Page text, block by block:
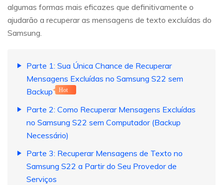
algumas formas mais eficazes que definitivamente o
ajudarão a recuperar as mensagens de texto excluídas do
Samsung.
Parte 1: Sua Única Chance de Recuperar
Mensagens Excluídas no Samsung S22 sem
Backup
Hot
Parte 2: Como Recuperar Mensagens Excluídas
no Samsung S22 sem Computador (Backup
Necessário)
Parte 3: Recuperar Mensagens de Texto no
Samsung S22 a Partir do Seu Provedor de
Serviços